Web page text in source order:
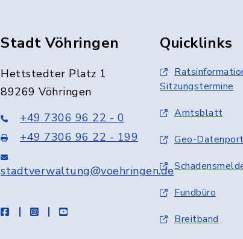
Stadt Vöhringen
Hettstedter Platz 1
89269 Vöhringen
+49 7306 96 22 - 0
+49 7306 96 22 - 199
stadtverwaltung@voehringen.de
facebookinstagramyoutube
Quicklinks
Sitzungstermine
Amtsblatt
Geo-
Fundbüro
Breitband